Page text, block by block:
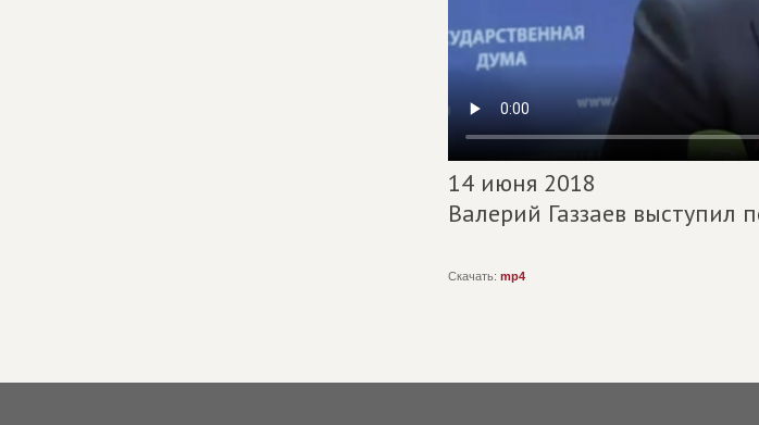
14 июня 2018
Валерий Газзаев выступил
Скачать: mp4